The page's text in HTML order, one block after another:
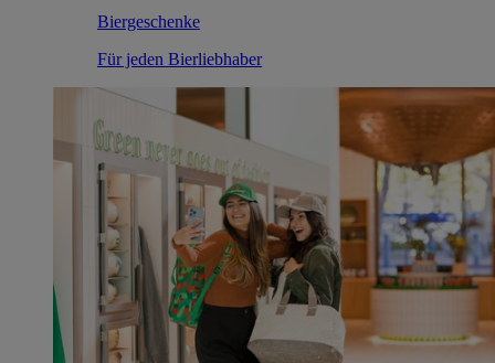
Biergeschenke
Für jeden Bierliebhaber